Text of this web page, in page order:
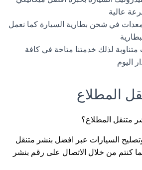
عالية
في شحن بطارية السيارة كما نعمل
لذلك خدمتنا متاحة في كافة
اليوم
المطلاع
متنقل المطلاع؟
السيارات عبر افضل بنشر متنقل
كنتم من خلال الاتصال على رقم بنشر